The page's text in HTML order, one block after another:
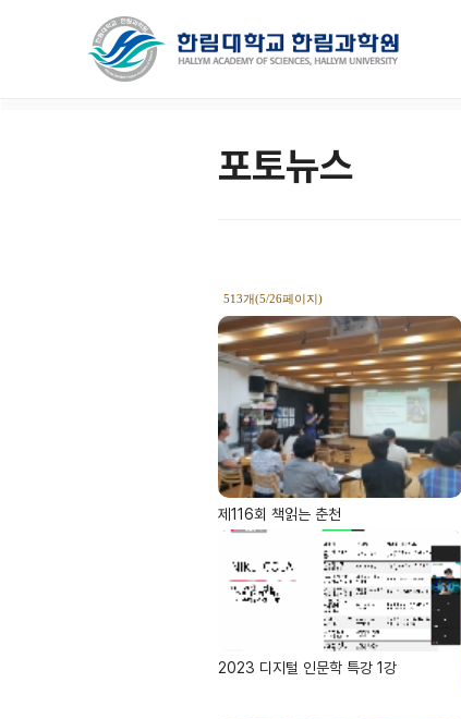
포토뉴스
513개(5/26페이지)
제116회 책읽는 춘천
2023 디지털 인문학 특강 1강